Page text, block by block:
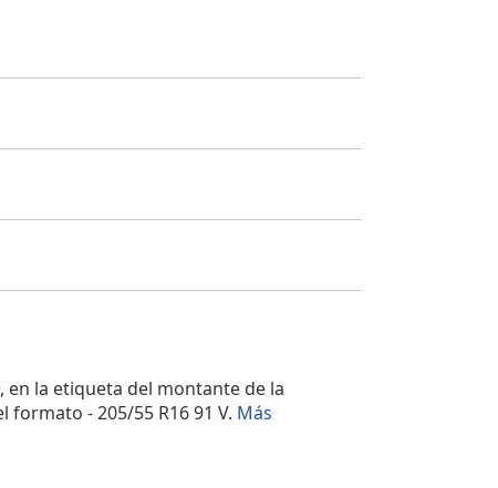
la etiqueta del montante de la
- 205/55 R16 91 V. Más